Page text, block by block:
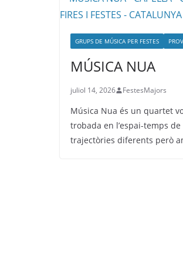
GRUPS DE MÚSICA PER FESTES
MÚSICA NUA
juliol 14, 2026 FestesMajors
Música Nua és un quartet
trobada en l’espai-temps
trajectòries diferents però